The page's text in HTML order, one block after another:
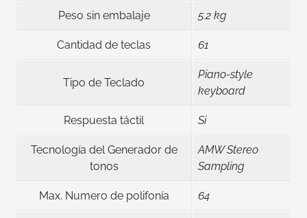
Peso sin embalaje 5.2 kg
Cantidad de teclas 61
Tipo de Teclado
Piano-style
keyboard
Respuesta táctil Si
Tecnología del Generador de
tonos
AMW Stereo
Sampling
Max. Numero de polifonía 64